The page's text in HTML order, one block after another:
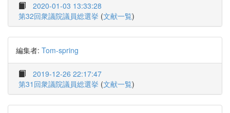
2020-01-03 13:33:28
第32回衆議院議員総選挙 (文献一覧)
編集者: Tom-spring
2019-12-26 22:17:47
第31回衆議院議員総選挙 (文献一覧)